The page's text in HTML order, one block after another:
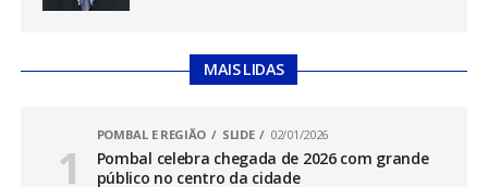
MAIS LIDAS
POMBAL E REGIÃO SLIDE 02/01/2026
Pombal celebra chegada de 2026 com grande
público no centro da cidade